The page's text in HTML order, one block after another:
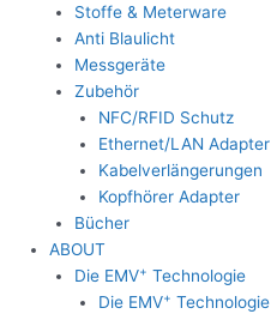
Stoffe & Meterware
Anti Blaulicht
Messgeräte
Zubehör
NFC/RFID Schutz
Ethernet/LAN Adapter
Kabelverlängerungen
Kopfhörer Adapter
Bücher
ABOUT
Die EMV+ Technologie
Die EMV+ Technologie